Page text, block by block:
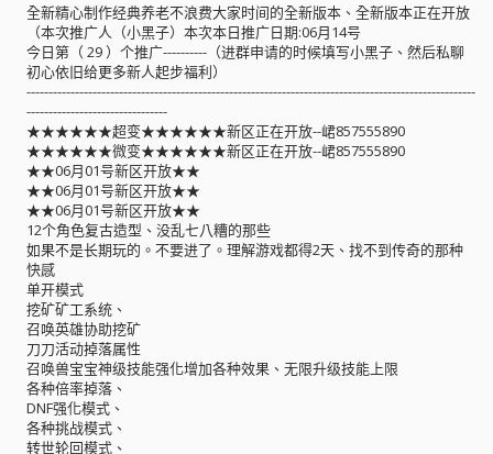
全新精心制作经典养老不浪费大家时间的全新版本、全新版本正在开放
（本次推广人（小黑子）本次本日推广日期:06月14号
今日第（ 29 ）个推广----------（进群申请的时候填写小黑子、然后私聊
初心依旧给更多新人起步福利）
------------------------------------------------------------------------------------------------------
--------------------------------
★★★★★★超变★★★★★★新区正在开放--峮857555890
★★★★★★微变★★★★★★新区正在开放--峮857555890
★★06月01号新区开放★★
★★06月01号新区开放★★
★★06月01号新区开放★★
12个角色复古造型、没乱七八糟的那些
如果不是长期玩的。不要进了。理解游戏都得2天、找不到传奇的那种
快感
单开模式
挖矿矿工系统、
召唤英雄协助挖矿
刀刀活动掉落属性
召唤兽宝宝神级技能强化增加各种效果、无限升级技能上限
各种倍率掉落、
DNF强化模式、
各种挑战模式、
转世轮回模式、